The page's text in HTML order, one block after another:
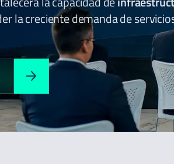
la creciente demanda de